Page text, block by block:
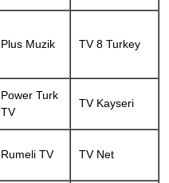
Plus Muzik TV 8 Turkey
Power Turk
TV
TV Kayseri
Rumeli TV TV Net